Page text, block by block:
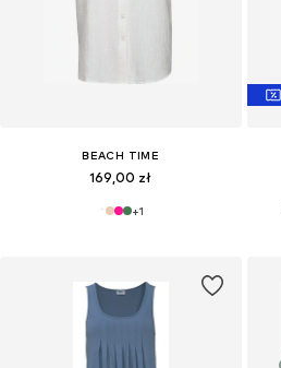
BEACH TIME
169,00 zł
+1